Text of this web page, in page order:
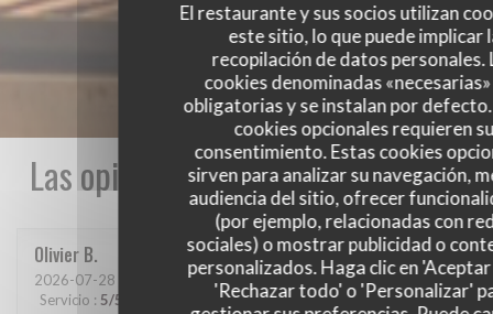
El restaurante y sus socios utilizan
este sitio, lo que puede implicar
recopilación de datos personales.
cookies denominadas
obligatorias y se instalan por
cookies opcionales requieren
consentimiento. Estas cookies
sirven para analizar su navegación,
audiencia del sitio, ofrecer
(por ejemplo, relacionadas con
sociales) o mostrar publicidad o
personalizados. Haga clic en
'Rechazar todo' o 'Personalizar'
Las opiniones de nuestros clientes
Olivier B
2026-07-28 - 19:30 - Invitados 2
Servicio : 5/5 /5 Menú:5/5 Calidad / Precio:5/5